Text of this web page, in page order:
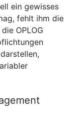
ein gewisses
fehlt ihm die
OPLOG